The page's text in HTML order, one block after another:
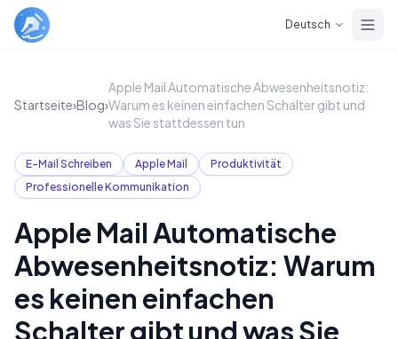
Deutsch
Startseite›Blog›
Apple Mail Automatische Abwesenheitsnotiz:
Warum es keinen einfachen Schalter gibt und
was Sie stattdessen tun
E-Mail Schreiben Apple Mail
Produktivität
Professionelle Kommunikation
Apple Mail Automatische
Abwesenheitsnotiz: Warum
es keinen einfachen
Schalter gibt und was Sie